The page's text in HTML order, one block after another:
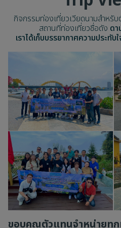
กิจกรรมท่องเที่ยวเวียดนามสำห
สถานที่ท่องเที่ยวชื่อดัง ด
เราได้เก็บบรรยากาศความประทั
ขอบคุณตัวแทนจำหน่ายทุก